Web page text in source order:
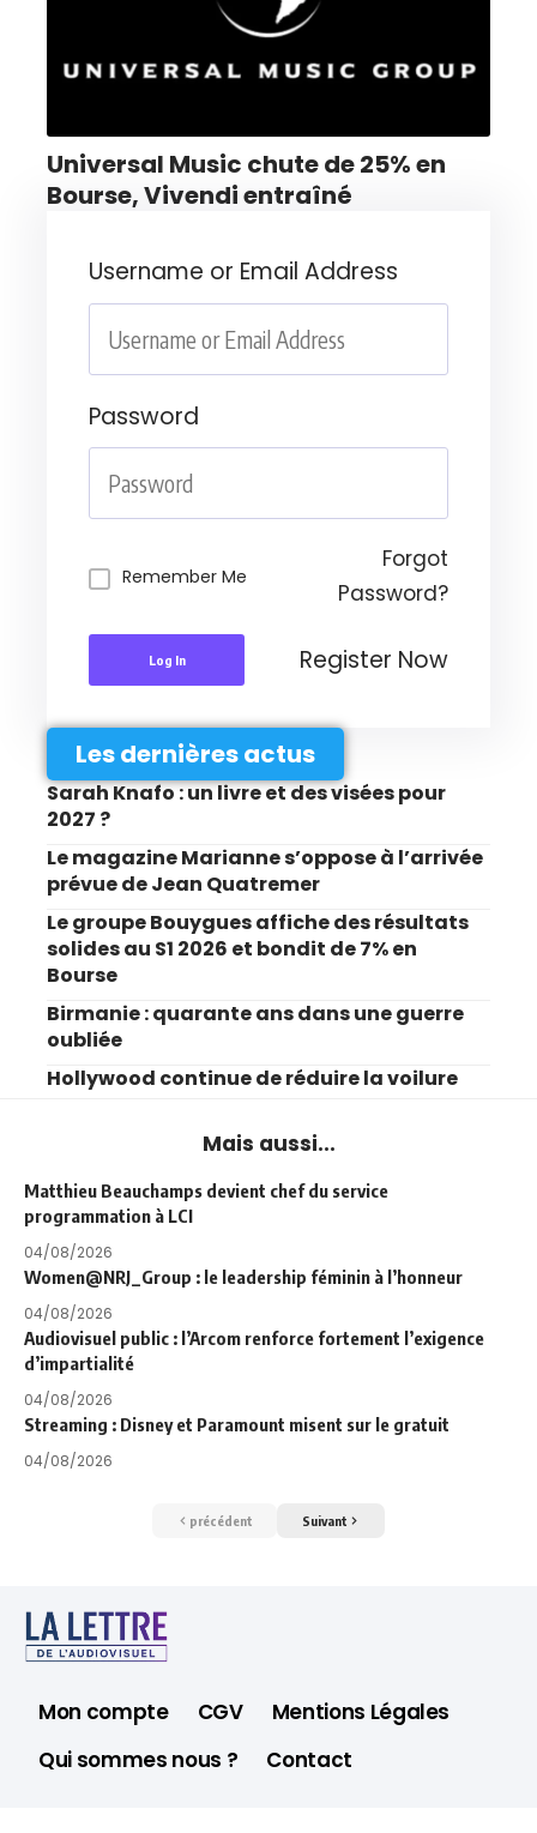
Universal Music chute de 25% en
Bourse, Vivendi entraîné
Username or Email Address
Password
Remember Me
Forgot
Password?
Log In Register Now
Les dernières actus
Sarah Knafo : un livre et des visées pour
2027 ?
Le magazine Marianne s’oppose à l’arrivée
prévue de Jean Quatremer
Le groupe Bouygues affiche des résultats
solides au S1 2026 et bondit de 7% en
Bourse
Birmanie : quarante ans dans une guerre
oubliée
Hollywood continue de réduire la voilure
Mais aussi...
Matthieu Beauchamps devient chef du service
programmation à LCI
04/08/2026
Women@NRJ_Group : le leadership féminin à l’honneur
04/08/2026
Audiovisuel public : l’Arcom renforce fortement l’exigence
d’impartialité
04/08/2026
Streaming : Disney et Paramount misent sur le gratuit
04/08/2026
précédent Suivant
Mon compte CGV
Mentions Légales
Qui sommes nous ?
Contact